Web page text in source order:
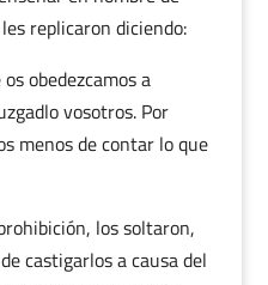
replicaron diciendo:
obedezcamos a
vosotros. Por
menos de contar lo que
los soltaron,
castigarlos a causa del